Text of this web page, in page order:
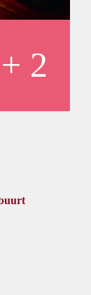
20+
is? Neem
+ 2